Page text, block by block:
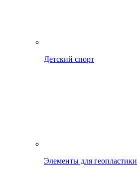
Детский спорт
Элементы для геопластики